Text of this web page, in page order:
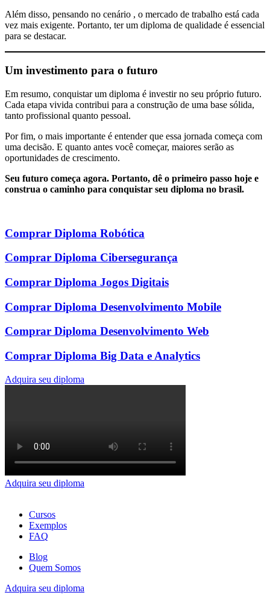
Além disso, pensando no cenário , o mercado de trabalho está cada
vez mais exigente. Portanto, ter um diploma de qualidade é essencial
para se destacar.
Um investimento para o futuro
Em resumo, conquistar um diploma é investir no seu próprio futuro.
Cada etapa vivida contribui para a construção de uma base sólida,
tanto profissional quanto pessoal.
Por fim, o mais importante é entender que essa jornada começa com
uma decisão. E quanto antes você começar, maiores serão as
oportunidades de crescimento.
Seu futuro começa agora. Portanto, dê o primeiro passo hoje e
construa o caminho para conquistar seu diploma no brasil.
Comprar Diploma Robótica
Comprar Diploma Cibersegurança
Comprar Diploma Jogos Digitais
Comprar Diploma Desenvolvimento Mobile
Comprar Diploma Desenvolvimento Web
Comprar Diploma Big Data e Analytics
Adquira seu diploma
Adquira seu diploma
Cursos
Exemplos
FAQ
Blog
Quem Somos
Adquira seu diploma